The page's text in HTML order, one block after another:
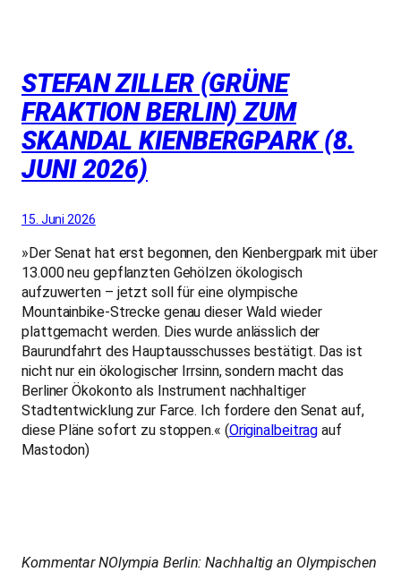
STEFAN ZILLER (GRÜNE
FRAKTION BERLIN) ZUM
SKANDAL KIENBERGPARK (8.
JUNI 2026)
15. Juni 2026
»Der Senat hat erst begonnen, den Kienbergpark mit über
13.000 neu gepflanzten Gehölzen ökologisch
aufzuwerten – jetzt soll für eine olympische
Mountainbike-Strecke genau dieser Wald wieder
plattgemacht werden. Dies wurde anlässlich der
Baurundfahrt des Hauptausschusses bestätigt. Das ist
nicht nur ein ökologischer Irrsinn, sondern macht das
Berliner Ökokonto als Instrument nachhaltiger
Stadtentwicklung zur Farce. Ich fordere den Senat auf,
diese Pläne sofort zu stoppen.« (Originalbeitrag auf
Mastodon)
Kommentar NOlympia Berlin: Nachhaltig an Olympischen